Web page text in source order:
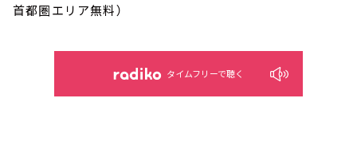
首都圏エリア無料）
タイムフリーで聴く